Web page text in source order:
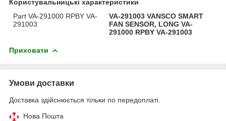
Користувальницькі характеристики
Part VA-291000 RPBY VA-
291003
VA-291003 VANSCO SMART
FAN SENSOR, LONG VA-
291000 RPBY VA-291003
Приховати
Умови доставки
Доставка здійснюється тільки по передоплаті.
Нова Пошта